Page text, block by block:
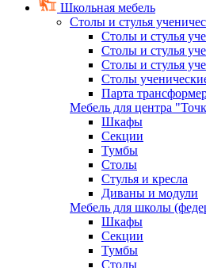
Школьная мебель
Столы и стулья
Столы и стулья
Столы и стулья
Столы и стулья
Столы
Парта
Мебель для центра
Шкафы
Секции
Тумбы
Столы
Стулья и кресла
Диваны и модули
Мебель для школы
Шкафы
Секции
Тумбы
Столы